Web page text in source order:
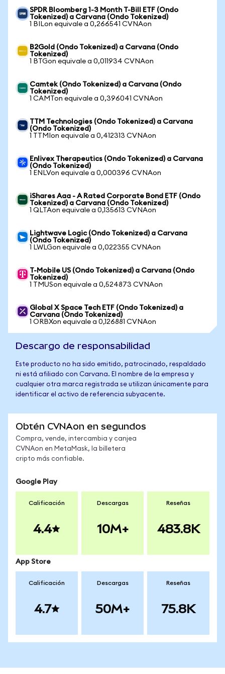
SPDR Bloomberg 1-3 Month T-Bill ETF (Ondo
Tokenized) a Carvana (Ondo Tokenized)
1 BILon equivale a 0,266541 CVNAon
B2Gold (Ondo Tokenized) a Carvana (Ondo
Tokenized)
1 BTGon equivale a 0,011934 CVNAon
Camtek (Ondo Tokenized) a Carvana (Ondo
Tokenized)
1 CAMTon equivale a 0,396041 CVNAon
TTM Technologies (Ondo Tokenized) a Carvana
(Ondo Tokenized)
1 TTMIon equivale a 0,412313 CVNAon
Enlivex Therapeutics (Ondo Tokenized) a Carvana
(Ondo Tokenized)
1 ENLVon equivale a 0,000396 CVNAon
iShares Aaa - A Rated Corporate Bond ETF (Ondo
Tokenized) a Carvana (Ondo Tokenized)
1 QLTAon equivale a 0,135613 CVNAon
Lightwave Logic (Ondo Tokenized) a Carvana
(Ondo Tokenized)
1 LWLGon equivale a 0,022355 CVNAon
T-Mobile US (Ondo Tokenized) a Carvana (Ondo
Tokenized)
1 TMUSon equivale a 0,524873 CVNAon
Global X Space Tech ETF (Ondo Tokenized) a
Carvana (Ondo Tokenized)
1 ORBXon equivale a 0,126881 CVNAon
Descargo de responsabilidad
Este producto no ha sido emitido, patrocinado, respaldado
ni está afiliado con Carvana. El nombre de la empresa y
cualquier otra marca registrada se utilizan únicamente para
identificar el activo de referencia subyacente.
Obtén CVNAon en segundos
Compra, vende, intercambia y canjea
CVNAon en MetaMask, la billetera
cripto más confiable.
Google Play
Calificación
4.4
Descargas
10M+
Reseñas
483.8K
App Store
Calificación
4.7
Descargas
50M+
Reseñas
75.8K